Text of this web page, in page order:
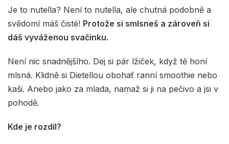
Je to nutella? Není to nutella, ale chutná podobně a
svědomí máš čisté! Protože si smlsneš a zároveň si
dáš vyváženou svačinku.
Není nic snadnějšího. Dej si pár lžiček, když tě honí
mlsná. Klidně si Dietellou obohať ranní smoothie nebo
kaši. Anebo jako za mlada, namaž si ji na pečivo a jsi v
pohodě.
Kde je rozdíl?